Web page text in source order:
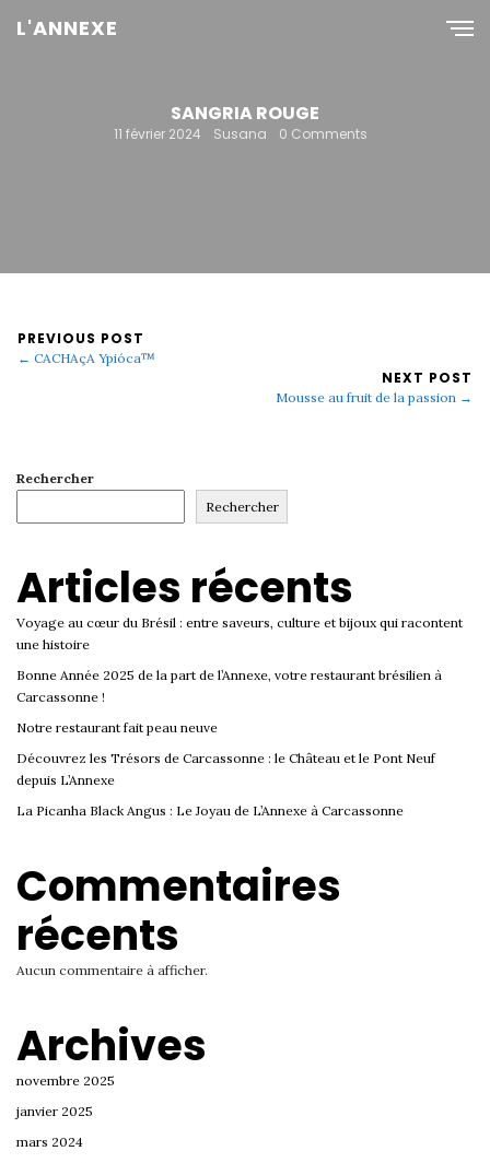
L'ANNEXE
SANGRIA ROUGE
11 février 2024 Susana 0 Comments
PREVIOUS POST
← CACHAçA Ypióca™
NEXT POST
Mousse au fruit de la passion →
Rechercher
Rechercher
Articles récents
Voyage au cœur du Brésil : entre saveurs, culture et bijoux qui racontent
une histoire
Bonne Année 2025 de la part de l’Annexe, votre restaurant brésilien à
Carcassonne !
Notre restaurant fait peau neuve
Découvrez les Trésors de Carcassonne : le Château et le Pont Neuf
depuis L’Annexe
La Picanha Black Angus : Le Joyau de L’Annexe à Carcassonne
Commentaires
récents
Aucun commentaire à afficher.
Archives
novembre 2025
janvier 2025
mars 2024